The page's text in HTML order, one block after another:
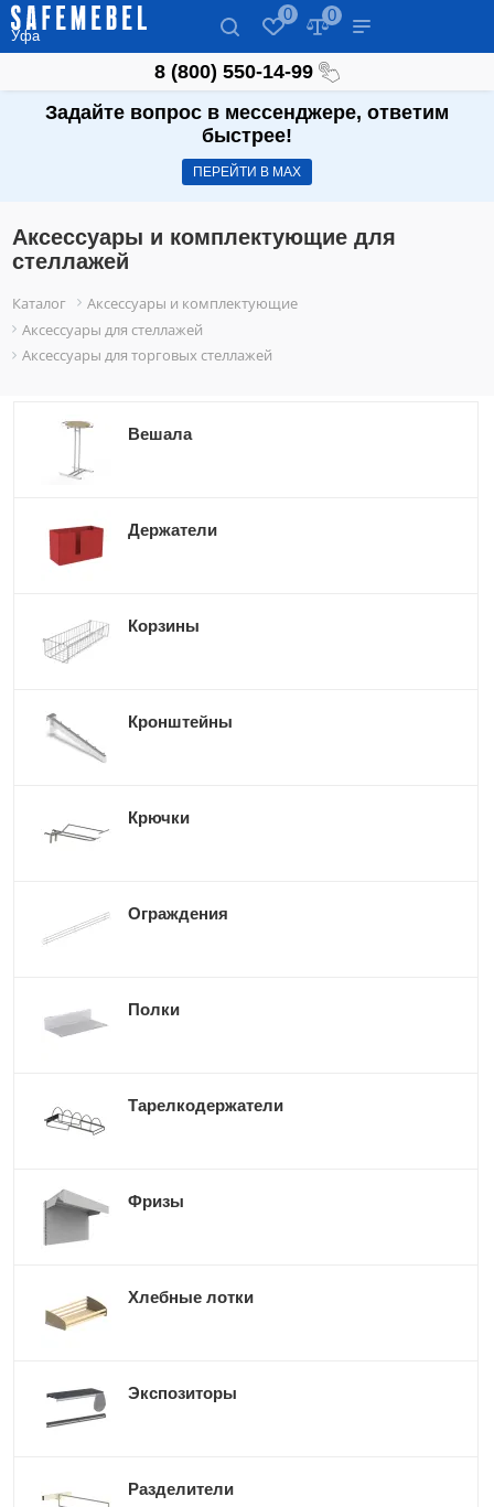
Уфа
0 0
8 (800) 550-14-99
Задайте вопрос в мессенджере, ответим
быстрее!
ПЕРЕЙТИ В МАХ
Аксессуары и комплектующие для
стеллажей
Каталог
Аксессуары и комплектующие
Аксессуары для стеллажей
Аксессуары для торговых стеллажей
Вешала
Держатели
Корзины
Кронштейны
Крючки
Ограждения
Полки
Тарелкодержатели
Фризы
Хлебные лотки
Экспозиторы
Разделители